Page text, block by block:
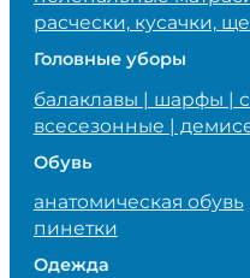
расчески, кусачки,
Головные уборы
балаклавы | шарфы |
всесезонные |
Обувь
анатомическая обувь
пинетки
Одежда